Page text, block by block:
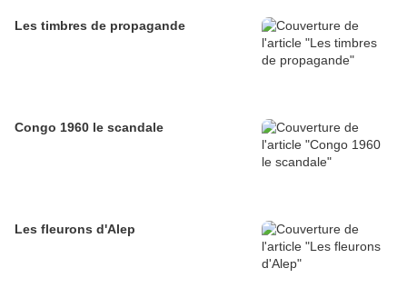
Les timbres de propagande
Congo 1960 le scandale
Les fleurons d'Alep